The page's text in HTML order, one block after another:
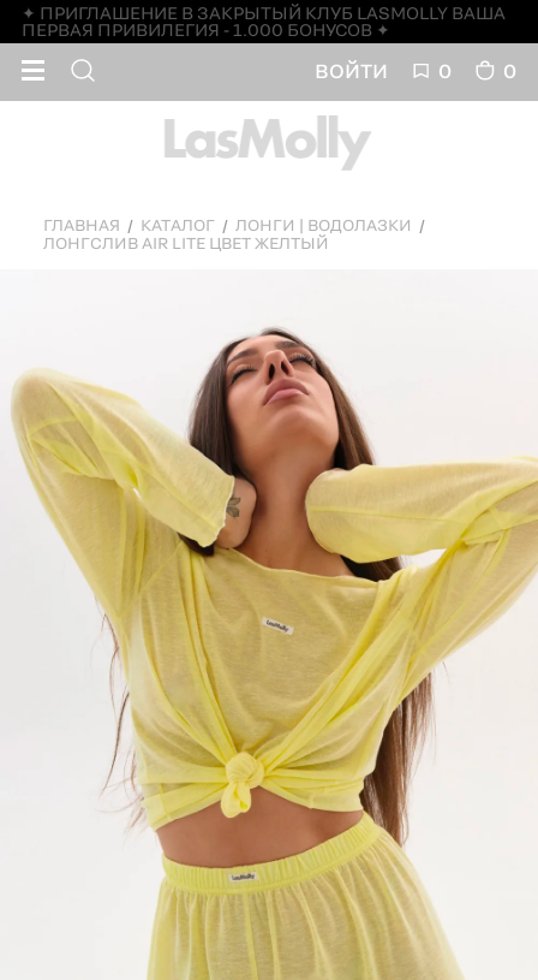
✦ ПРИГЛАШЕНИЕ В ЗАКРЫТЫЙ КЛУБ LASMOLLY ВАША
ПЕРВАЯ ПРИВИЛЕГИЯ - 1.000 БОНУСОВ ✦
ВОЙТИ 0 0
ГЛАВНАЯ КАТАЛОГ
ЛОНГИ | ВОДОЛАЗКИ
ЛОНГСЛИВ AIR LITE ЦВЕТ ЖЕЛТЫЙ